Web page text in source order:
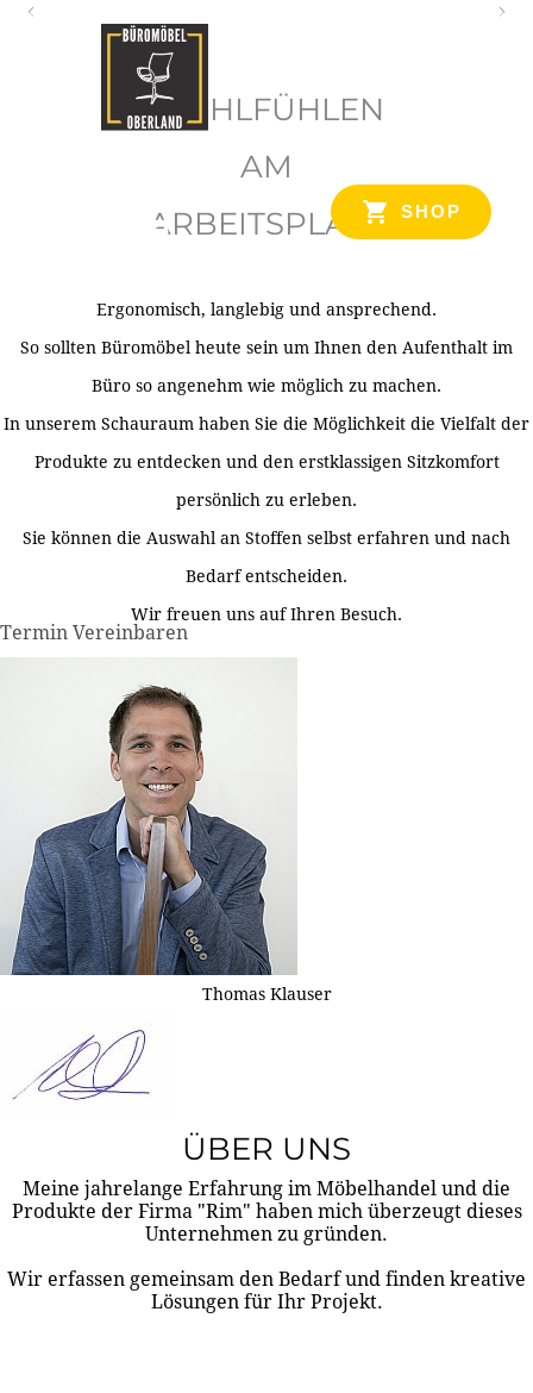
SHOP
WOHLFÜHLEN
AM
ARBEITSPLATZ
Ergonomisch, langlebig und ansprechend.
So sollten Büromöbel heute sein um Ihnen den Aufenthalt im
Büro so angenehm wie möglich zu machen.
In unserem Schauraum haben Sie die Möglichkeit die Vielfalt der
Produkte zu entdecken und den erstklassigen Sitzkomfort
persönlich zu erleben.
Sie können die Auswahl an Stoffen selbst erfahren und nach
Bedarf entscheiden.
Wir freuen uns auf Ihren Besuch.
Termin Vereinbaren
Thomas Klauser
ÜBER UNS
Meine jahrelange Erfahrung im Möbelhandel und die
Produkte der Firma "Rim" haben mich überzeugt dieses
Unternehmen zu gründen.
Wir erfassen gemeinsam den Bedarf und finden kreative
Lösungen für Ihr Projekt.